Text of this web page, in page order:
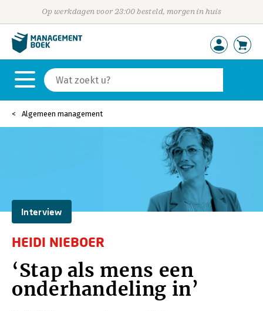
Op werkdagen voor 23:00 besteld, morgen in huis
Algemeen management
Interview
HEIDI NIEBOER
‘Stap als mens een
onderhandeling in’